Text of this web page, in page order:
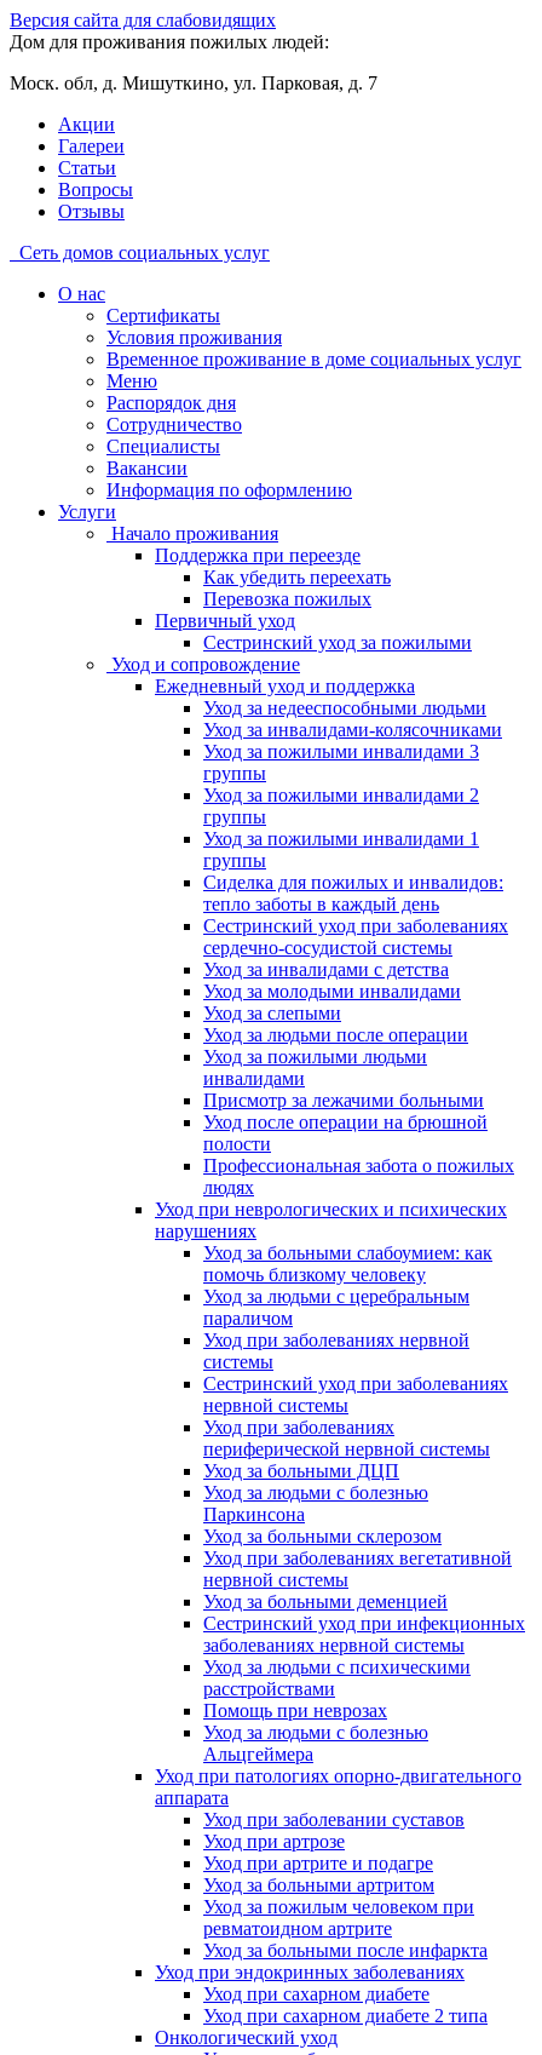
Версия сайта для слабовидящих
Дом для проживания пожилых людей:
Моск. обл, д. Мишуткино, ул. Парковая, д. 7
Акции
Галереи
Статьи
Вопросы
Отзывы
Сеть домов социальных услуг
О нас
Сертификаты
Условия проживания
Временное проживание в доме социальных услуг
Меню
Распорядок дня
Сотрудничество
Специалисты
Вакансии
Информация по оформлению
Услуги
Начало проживания
Поддержка при переезде
Как убедить переехать
Перевозка пожилых
Первичный уход
Сестринский уход за пожилыми
Уход и сопровождение
Ежедневный уход и поддержка
Уход за недееспособными людьми
Уход за инвалидами-колясочниками
Уход за пожилыми инвалидами 3
группы
Уход за пожилыми инвалидами 2
группы
Уход за пожилыми инвалидами 1
группы
Сиделка для пожилых и инвалидов:
тепло заботы в каждый день
Сестринский уход при заболеваниях
сердечно-сосудистой системы
Уход за инвалидами с детства
Уход за молодыми инвалидами
Уход за слепыми
Уход за людьми после операции
Уход за пожилыми людьми
инвалидами
Присмотр за лежачими больными
Уход после операции на брюшной
полости
Профессиональная забота о пожилых
людях
Уход при неврологических и психических
нарушениях
Уход за больными слабоумием: как
помочь близкому человеку
Уход за людьми с церебральным
параличом
Уход при заболеваниях нервной
системы
Сестринский уход при заболеваниях
нервной системы
Уход при заболеваниях
периферической нервной системы
Уход за больными ДЦП
Уход за людьми с болезнью
Паркинсона
Уход за больными склерозом
Уход при заболеваниях вегетативной
нервной системы
Уход за больными деменцией
Сестринский уход при инфекционных
заболеваниях нервной системы
Уход за людьми с психическими
расстройствами
Помощь при неврозах
Уход за людьми с болезнью
Альцгеймера
Уход при патологиях опорно-двигательного
аппарата
Уход при заболевании суставов
Уход при артрозе
Уход при артрите и подагре
Уход за больными артритом
Уход за пожилым человеком при
ревматоидном артрите
Уход за больными после инфаркта
Уход при эндокринных заболеваниях
Уход при сахарном диабете
Уход при сахарном диабете 2 типа
Онкологический уход